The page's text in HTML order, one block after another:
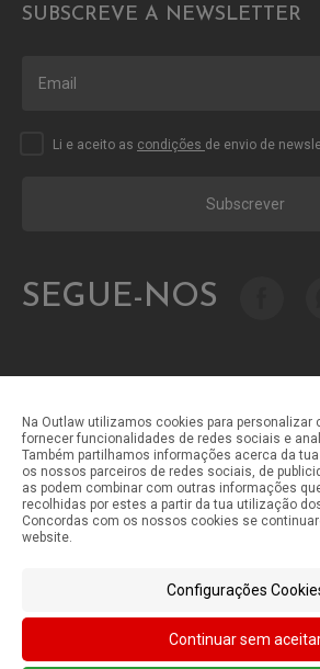
SUBSCREVE A NEWSLETTER
Subscrever
Li e aceito as condições de envio de
SEGUE-NOS
Métodos de pagamento
Métodos de envio
©Outlaw Parts 2024 . Todos os direitos
Na Outlaw utilizamos cookies para personalizar
fornecer funcionalidades de redes sociais e
Também partilhamos informações acerca da
os nossos parceiros de redes sociais, de
as podem combinar com outras informações
recolhidas por estes a partir da tua utilização
Concordas com os nossos cookies se
website.
Configurações
Continuar sem